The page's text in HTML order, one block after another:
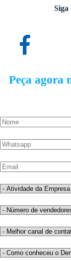
Siga
Peça agora